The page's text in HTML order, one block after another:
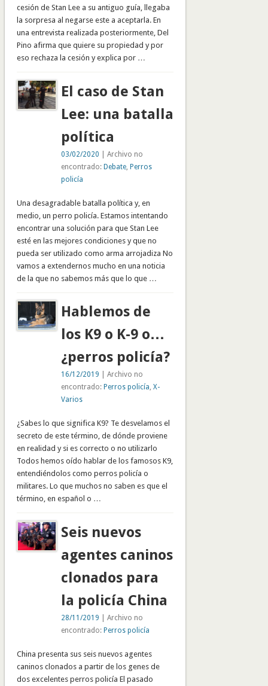
cesión de Stan Lee a su antiguo guía, llegaba
la sorpresa al negarse este a aceptarla. En
una entrevista realizada posteriormente, Del
Pino afirma que quiere su propiedad y por
eso rechaza la cesión y explica por …
El caso de Stan
Lee: una batalla
política
03/02/2020 | Archivo no
encontrado: Debate, Perros
policía
Una desagradable batalla política y, en
medio, un perro policía. Estamos intentando
encontrar una solución para que Stan Lee
esté en las mejores condiciones y que no
pueda ser utilizado como arma arrojadiza No
vamos a extendernos mucho en una noticia
de la que no sabemos más que lo que …
Hablemos de
los K9 o K-9 o…
¿perros policía?
16/12/2019 | Archivo no
encontrado: Perros policía, X-
Varios
¿Sabes lo que significa K9? Te desvelamos el
secreto de este término, de dónde proviene
en realidad y si es correcto o no utilizarlo
Todos hemos oído hablar de los famosos K9,
entendiéndolos como perros policía o
militares. Lo que muchos no saben es que el
término, en español o …
Seis nuevos
agentes caninos
clonados para
la policía China
28/11/2019 | Archivo no
encontrado: Perros policía
China presenta sus seis nuevos agentes
caninos clonados a partir de los genes de
dos excelentes perros policía El pasado